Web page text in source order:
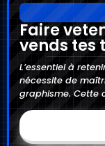
Faire
vends tes
L’essentiel à
nécessite de
graphisme. Cette